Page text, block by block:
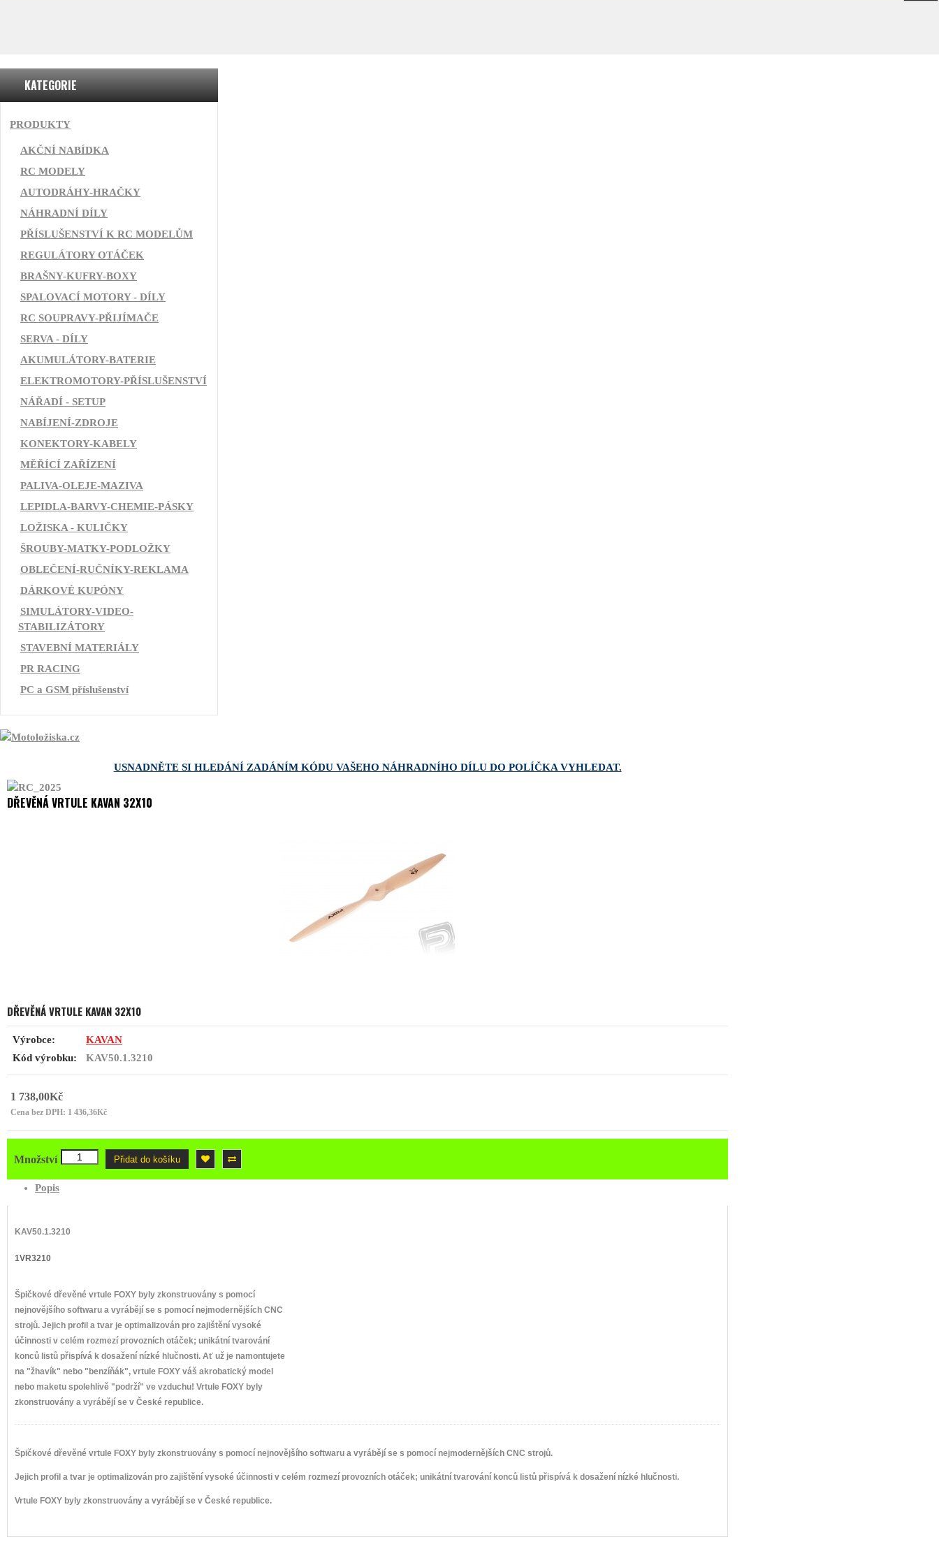
KATEGORIE
PRODUKTY
AKČNÍ NABÍDKA
RC MODELY
AUTODRÁHY-HRAČKY
NÁHRADNÍ DÍLY
PŘÍSLUŠENSTVÍ K RC MODELŮM
REGULÁTORY OTÁČEK
BRAŠNY-KUFRY-BOXY
SPALOVACÍ MOTORY - DÍLY
RC SOUPRAVY-PŘIJÍMAČE
SERVA - DÍLY
AKUMULÁTORY-BATERIE
ELEKTROMOTORY-PŘÍSLUŠENSTVÍ
NÁŘADÍ - SETUP
NABÍJENÍ-ZDROJE
KONEKTORY-KABELY
MĚŘÍCÍ ZAŘÍZENÍ
PALIVA-OLEJE-MAZIVA
LEPIDLA-BARVY-CHEMIE-PÁSKY
LOŽISKA - KULIČKY
ŠROUBY-MATKY-PODLOŽKY
OBLEČENÍ-RUČNÍKY-REKLAMA
DÁRKOVÉ KUPÓNY
SIMULÁTORY-VIDEO-
STABILIZÁTORY
STAVEBNÍ MATERIÁLY
PR RACING
PC a GSM příslušenství
USNADNĚTE SI HLEDÁNÍ ZADÁNÍM KÓDU VAŠEHO NÁHRADNÍHO DÍLU DO POLÍČKA VYHLEDAT.
DŘEVĚNÁ VRTULE KAVAN 32X10
DŘEVĚNÁ VRTULE KAVAN 32X10
Výrobce:
KAVAN
Kód výrobku:
KAV50.1.3210
1 738,00Kč
Cena bez DPH: 1 436,36Kč
Množství Přidat do košíku
Popis
KAV50.1.3210
1VR3210
Špičkové dřevěné vrtule FOXY byly zkonstruovány s pomocí
nejnovějšího softwaru a vyrábějí se s pomocí nejmodernějších CNC
strojů. Jejich profil a tvar je optimalizován pro zajištění vysoké
účinnosti v celém rozmezí provozních otáček; unikátní tvarování
konců listů přispívá k dosažení nízké hlučnosti. Ať už je namontujete
na "žhavík" nebo "benzíňák", vrtule FOXY váš akrobatický model
nebo maketu spolehlivě "podrží" ve vzduchu! Vrtule FOXY byly
zkonstruovány a vyrábějí se v České republice.
Špičkové dřevěné vrtule FOXY byly zkonstruovány s pomocí nejnovějšího softwaru a vyrábějí se s pomocí nejmodernějších CNC strojů.
Jejich profil a tvar je optimalizován pro zajištění vysoké účinnosti v celém rozmezí provozních otáček; unikátní tvarování konců listů přispívá k dosažení nízké hlučnosti.
Vrtule FOXY byly zkonstruovány a vyrábějí se v České republice.